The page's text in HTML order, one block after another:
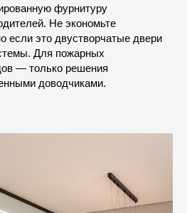
фурнитуру
Не экономьте
если это двустворчатые двери
Для пожарных
— только решения
доводчиками.